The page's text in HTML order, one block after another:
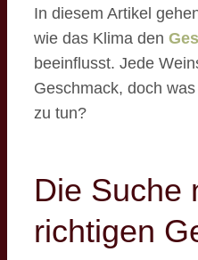
In diesem Artikel
wie das Klima den
beeinflusst. Jede
Geschmack, doch
zu tun?
Die Suche
richtigen